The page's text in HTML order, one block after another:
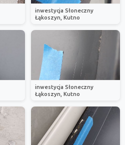
inwestycja Słoneczny
Łąkoszyn, Kutno
inwestycja Słoneczny
Łąkoszyn, Kutno